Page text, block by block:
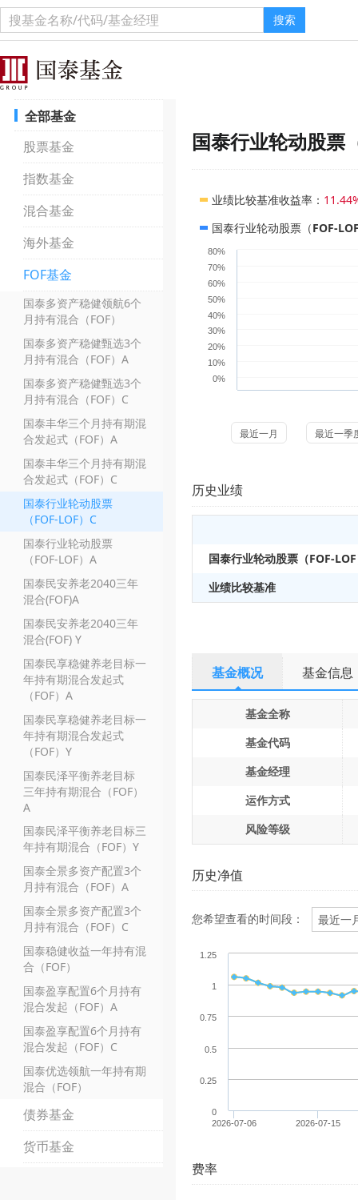
搜索
全部基金
股票基金
指数基金
混合基金
海外基金
FOF基金
国泰多资产稳健领航6个
月持有混合（FOF）
国泰多资产稳健甄选3个
月持有混合（FOF）A
国泰多资产稳健甄选3个
月持有混合（FOF）C
国泰丰华三个月持有期混
合发起式（FOF）A
国泰丰华三个月持有期混
合发起式（FOF）C
国泰行业轮动股票
（FOF-LOF）C
国泰行业轮动股票
（FOF-LOF）A
国泰民安养老2040三年
混合(FOF)A
国泰民安养老2040三年
混合(FOF) Y
国泰民享稳健养老目标一
年持有期混合发起式
（FOF）A
国泰民享稳健养老目标一
年持有期混合发起式
（FOF）Y
国泰民泽平衡养老目标
三年持有期混合（FOF）
A
国泰民泽平衡养老目标三
年持有期混合（FOF）Y
国泰全景多资产配置3个
月持有混合（FOF）A
国泰全景多资产配置3个
月持有混合（FOF）C
国泰稳健收益一年持有混
合（FOF）
国泰盈享配置6个月持有
混合发起（FOF）A
国泰盈享配置6个月持有
混合发起（FOF）C
国泰优选领航一年持有期
混合（FOF）
债券基金
货币基金
国泰行业轮动股票
业绩比较基准收益率 ：
国泰行业轮动股票（FOF-
0%
10%
20%
30%
40%
50%
60%
70%
80%
最近一月 最近一季
历史业绩
国泰行业轮动股票（FOF-
业绩比较基准
基金概况 基金信息
基金全称
基金代码
基金经理
运作方式
风险等级
历史净值
您希望查看的时间段：
2026-07-06 2026-07-15
0
0.25
0.5
0.75
1
1.25
费率